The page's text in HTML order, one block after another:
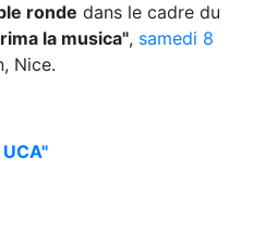
ronde dans le cadre du
la musica", samedi 8
Nice.